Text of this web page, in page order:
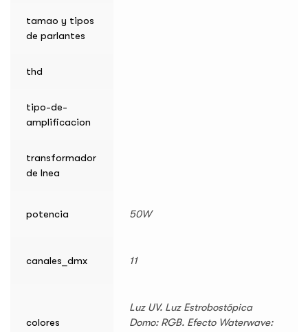
tamao y tipos
de parlantes
thd
tipo-de-
amplificacion
transformador
de lnea
potencia 50W
canales_dmx 11
colores
Luz UV. Luz Estrobostópica
Domo: RGB. Efecto Waterwave: